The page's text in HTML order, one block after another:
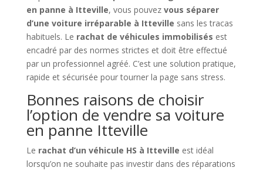
en panne à Itteville, vous pouvez vous séparer
d’une voiture irréparable à Itteville sans les tracas
habituels. Le rachat de véhicules immobilisés est
encadré par des normes strictes et doit être effectué
par un professionnel agréé. C’est une solution pratique,
rapide et sécurisée pour tourner la page sans stress.
Bonnes raisons de choisir
l’option de vendre sa voiture
en panne Itteville
Le rachat d’un véhicule HS à Itteville est idéal
lorsqu’on ne souhaite pas investir dans des réparations